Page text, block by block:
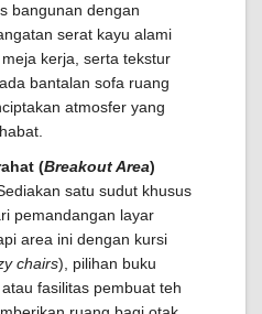
bangunan dengan
serat kayu alami
kerja, serta tekstur
bantalan sofa ruang
atmosfer yang
(Breakout Area)
satu sudut khusus
pemandangan layar
area ini dengan kursi
chairs), pilihan buku
fasilitas pembuat teh